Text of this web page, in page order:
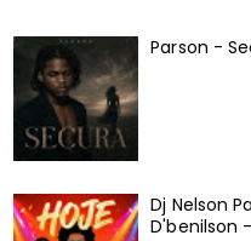
Parson -
Dj Nelson
D'benilson